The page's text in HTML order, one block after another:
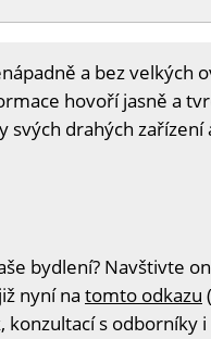
a bez velkých
hovoří jasně a
drahých
bydlení? Navštivte
nyní na tomto odkazu
konzultací s odborníky